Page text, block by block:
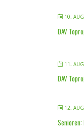
10.
DAV
11.
DAV
12.